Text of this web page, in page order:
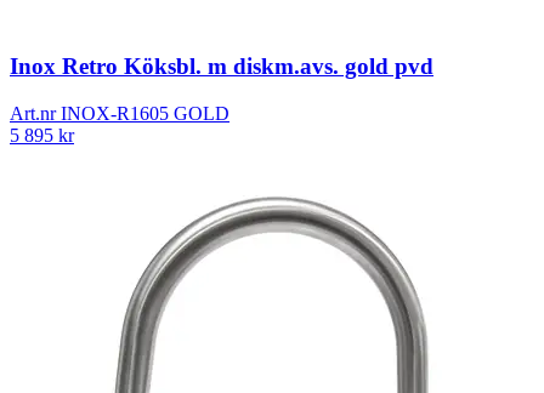
Inox Retro Köksbl. m diskm.avs. gold pvd
Art.nrINOX-R1605 GOLD
5 895 kr